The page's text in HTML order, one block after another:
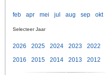
feb apr mei jul aug sep okt
Selecteer Jaar
2026 2025 2024 2023 2022
2016
2015 2014 2013 2012